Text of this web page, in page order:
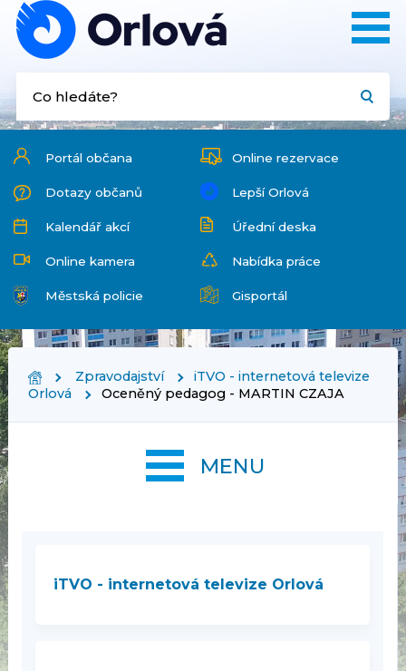
Portál občana Online rezervace
Dotazy občanů Lepší Orlová
Kalendář akcí Úřední deska
Online kamera Nabídka práce
Městská policie Gisportál
Zpravodajství
iTVO - internetová televize
Orlová
Oceněný pedagog - MARTIN CZAJA
iTVO - internetová televize Orlová
MENU